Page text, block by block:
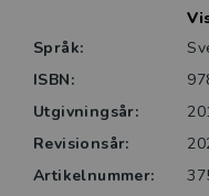
Språk:
ISBN:
Utgivningsår:
Revisionsår:
Artikelnummer: